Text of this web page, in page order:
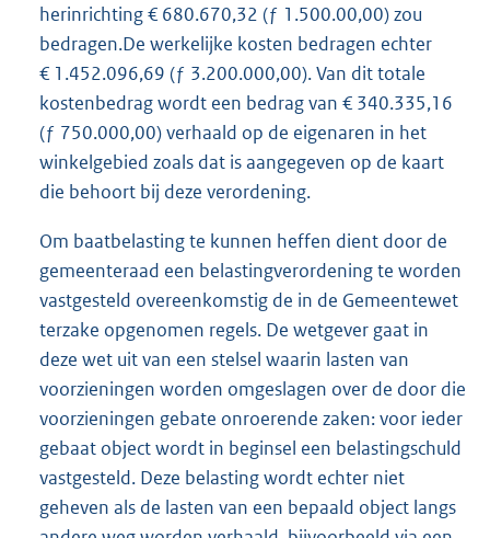
herinrichting € 680.670,32 (ƒ 1.500.00,00) zou
bedragen.De werkelijke kosten bedragen echter
€ 1.452.096,69 (ƒ 3.200.000,00). Van dit totale
kostenbedrag wordt een bedrag van € 340.335,16
(ƒ 750.000,00) verhaald op de eigenaren in het
winkelgebied zoals dat is aangegeven op de kaart
die behoort bij deze verordening.
Om baatbelasting te kunnen heffen dient door de
gemeenteraad een belastingverordening te worden
vastgesteld overeenkomstig de in de Gemeentewet
terzake opgenomen regels. De wetgever gaat in
deze wet uit van een stelsel waarin lasten van
voorzieningen worden omgeslagen over de door die
voorzieningen gebate onroerende zaken: voor ieder
gebaat object wordt in beginsel een belastingschuld
vastgesteld. Deze belasting wordt echter niet
geheven als de lasten van een bepaald object langs